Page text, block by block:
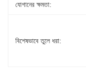
যোগানের ক্ষমতা:
বিশেষভাবে তুলে ধরা: